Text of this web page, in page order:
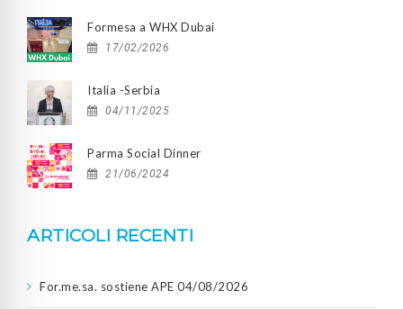
Formesa a WHX Dubai
17/02/2026
Italia -Serbia
04/11/2025
Parma Social Dinner
21/06/2024
ARTICOLI RECENTI
For.me.sa. sostiene APE 04/08/2026